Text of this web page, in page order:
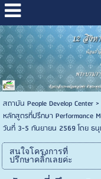
สถาบัน People Develop Center>
หลักสูตรที่ปรึกษา Performance
วันที่ 3-5 กันยายน 2569 โดย ธ
สนใจโครงการที่
ปรึกษาคลิ๊กเลยค่ะ